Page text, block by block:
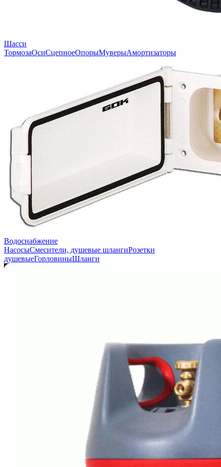
Шасси
ТормозаОсиСцепноеОпорыМуверыАмортизаторы
Водоснабжение
НасосыСмесители, душевые шлангиРозетки
душевыеГорловиныШланги